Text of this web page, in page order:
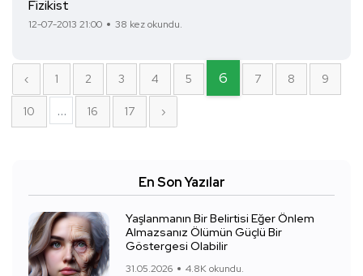
Fizikist
12-07-2013 21:00 38 kez okundu.
‹ 1 2 3 4 5 6 7 8 9
10 ... 16 17 ›
En Son Yazılar
Yaşlanmanın Bir Belirtisi Eğer Önlem
Almazsanız Ölümün Güçlü Bir
Göstergesi Olabilir
31.05.2026 4.8K okundu.